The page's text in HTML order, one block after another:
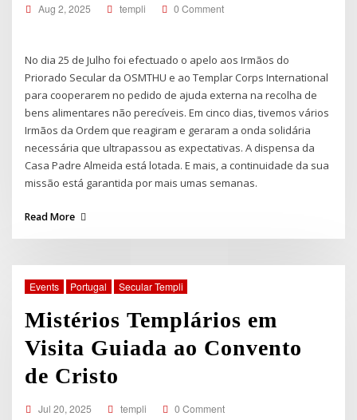
Aug 2, 2025 templi 0 Comment
No dia 25 de Julho foi efectuado o apelo aos Irmãos do
Priorado Secular da OSMTHU e ao Templar Corps International
para cooperarem no pedido de ajuda externa na recolha de
bens alimentares não perecíveis. Em cinco dias, tivemos vários
Irmãos da Ordem que reagiram e geraram a onda solidária
necessária que ultrapassou as expectativas. A dispensa da
Casa Padre Almeida está lotada. E mais, a continuidade da sua
missão está garantida por mais umas semanas.
Read More
Events Portugal Secular Templi
Mistérios Templários em
Visita Guiada ao Convento
de Cristo
Jul 20, 2025 templi 0 Comment